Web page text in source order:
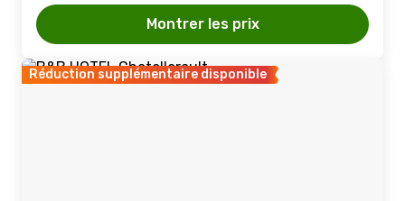
Montrer les prix
Réduction supplémentaire disponible